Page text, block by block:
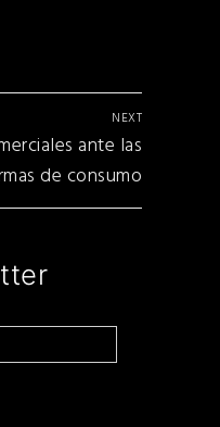
NEXT
ante las
de consumo